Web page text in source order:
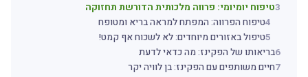
טיפוח יומיומי: פרווה מלכותית הדורשת תחזוקה
טיפוח הפרווה: המפתח למראה בריא ומטופח
טיפול באזורים מיוחדים: לא לשכוח אף קמט!
6בריאותו של הפקינז: מה כדאי לדעת
7חיים משותפים עם הפקינז: בן לוויה יקר